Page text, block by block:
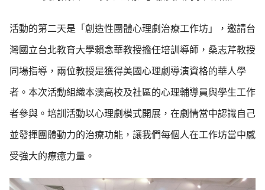
活動的第二天是「創造性團體心理劇治療工作坊」，邀請台
灣國立台北教育大學賴念華教授擔任培訓導師，桑志芹教授
同場指導，兩位教授是獲得美國心理劇導演資格的華人學
者。本次活動組織本澳高校及社區的心理輔導員與學生工作
者參與。培訓活動以心理劇模式開展，在劇情當中認識自己
並發揮團體動力的治療功能，讓我們每個人在工作坊當中感
受強大的療癒力量。